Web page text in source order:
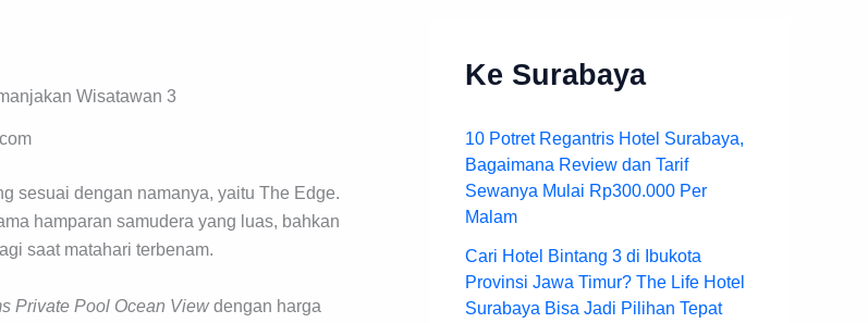
sesuai dengan namanya, yaitu The Edge.
hamparan samudera yang luas, bahkan
saat matahari terbenam.
Private Pool Ocean Viewdengan harga
Ke Surabaya
10 Potret Regantris Hotel Surabaya,
Bagaimana Review dan Tarif
Sewanya Mulai Rp300.000 Per
Malam
Cari Hotel Bintang 3 di Ibukota
Provinsi Jawa Timur? The Life Hotel
Surabaya Bisa Jadi Pilihan Tepat